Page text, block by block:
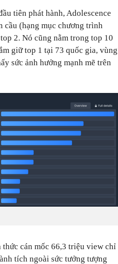
tiên phát hành, Adolescence
(hạng mục chương trình
2. Nó cũng nằm trong top 10
giữ top 1 tại 73 quốc gia, vùng
sức ảnh hưởng mạnh mẽ trên
cán mốc 66,3 triệu view chỉ
tích ngoài sức tưởng tượng